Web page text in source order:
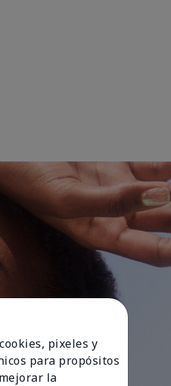
pixeles y
para propósitos
la